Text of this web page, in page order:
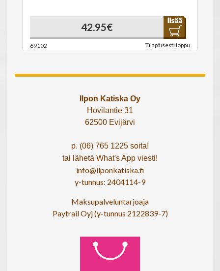
42.95€
69102 Tilapäisesti loppu
Ilpon Katiska Oy
Hovilantie 31
62500 Evijärvi
p. (06) 765 1225 soita!
tai lähetä What's App viesti!
info@ilponkatiska.fi
y-tunnus: 2404114-9
Maksupalveluntarjoaja
Paytrail Oyj (y-tunnus 2122839-7)